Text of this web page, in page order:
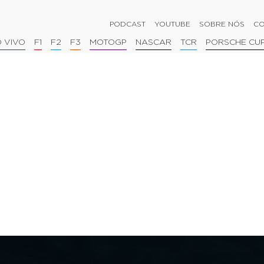
PODCAST YOUTUBE SOBRE NÓS
VIVO F1 F2 F3 MOTOGP NASCAR TCR PORSCHE